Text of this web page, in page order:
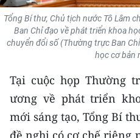
GIÁO DỤC
Y TẾ
MÔI TRƯỜNG
BẠN ĐỌC
Tổng Bí thư, Chủ tịch nước Tô Lâm
Ban Chỉ đạo về phát triển khoa
chuyển đổi số (Thường trực Ban
học cơ bản
Tại cuộc họp Thường
ương về phát triển
mới sáng tạo, Tổng Bí